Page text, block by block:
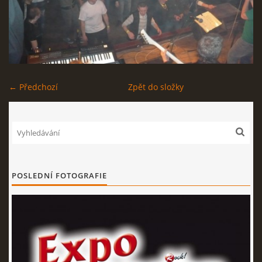
NĚCO Z PRAVĚKU
DISKOGRAFIE
721 468 286
← Předchozí Zpět do složky
POSLEDNÍ FOTOGRAFIE